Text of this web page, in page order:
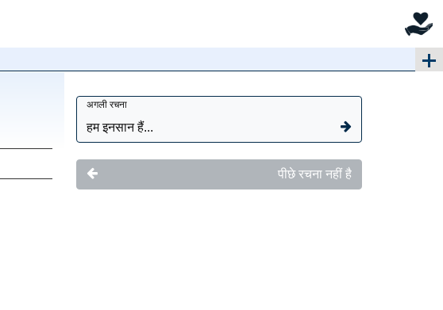
अगली रचना
हम इनसान हैं...
पीछे रचना नहीं है